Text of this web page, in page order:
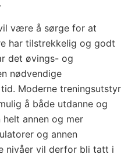
være å sørge for at
har tilstrekkelig og godt
det øvings- og
nødvendige
Moderne treningsutstyr
å både utdanne og
helt annen og mer
og annen
nivåer vil derfor bli tatt i